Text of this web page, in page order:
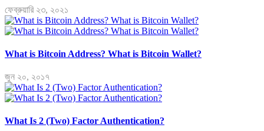
ফেব্রুয়ারি ২৩, ২০২১
What is Bitcoin Address? What is Bitcoin Wallet?
জুন ২০, ২০১৭
What Is 2 (Two) Factor Authentication?